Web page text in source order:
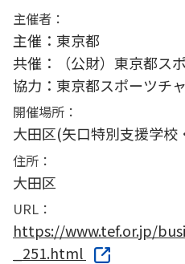
主催者：
主催：東京都
共催：（公財）東京都ス
協力：東京都スポーツチ
開催場所：
大田区(矢口特別支援学校
住所：
大田区
URL：
https://www.tef.or.jp/
_251.html